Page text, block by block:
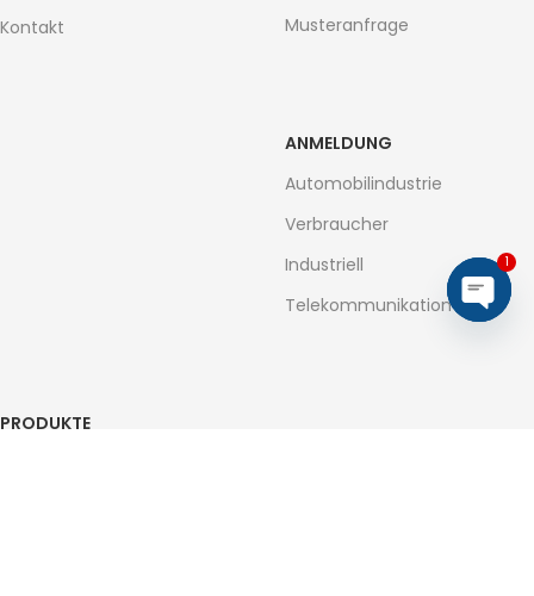
Kontakt
Musteranfrage
ANMELDUNG
Automobilindustrie
Verbraucher
Industriell
Telekommunikation
PRODUKTE
1